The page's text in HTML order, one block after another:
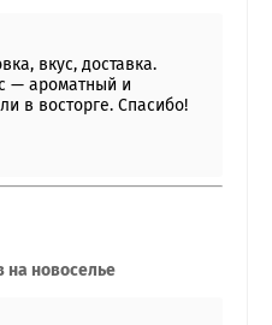
вкус, доставка.
— ароматный и
в восторге. Спасибо!
на новоселье